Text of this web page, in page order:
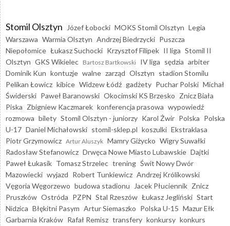
Stomil Olsztyn Józef Łobocki MOKS Stomil Olsztyn Legia
Warszawa Warmia Olsztyn Andrzej Biedrzycki Puszcza
Niepołomice Łukasz Suchocki Krzysztof Filipek II liga Stomil II
Olsztyn GKS Wikielec Bartosz Bartkowski IV liga sędzia arbiter
Dominik Kun kontuzje walne zarząd Olsztyn stadion Stomilu
Pelikan Łowicz kibice Widzew Łódź gadżety Puchar Polski Michał
Świderski Paweł Baranowski Okocimski KS Brzesko Znicz Biała
Piska Zbigniew Kaczmarek konferencja prasowa wypowiedź
rozmowa bilety Stomil Olsztyn - juniorzy Karol Żwir Polska Polska
U-17 Daniel Michałowski stomil-sklep.pl koszulki Ekstraklasa
Piotr Grzymowicz Artur Aluszyk Mamry Giżycko Wigry Suwałki
Radosław Stefanowicz Drwęca Nowe Miasto Lubawskie Dajtki
Paweł Łukasik Tomasz Strzelec trening Świt Nowy Dwór
Mazowiecki wyjazd Robert Tunkiewicz Andrzej Królikowski
Vęgoria Węgorzewo budowa stadionu Jacek Płuciennik Znicz
Pruszków Ostróda PZPN Stal Rzeszów Łukasz Jegliński Start
Nidzica Błękitni Pasym Artur Siemaszko Polska U-15 Mazur Ełk
Garbarnia Kraków Rafał Remisz transfery konkursy konkurs